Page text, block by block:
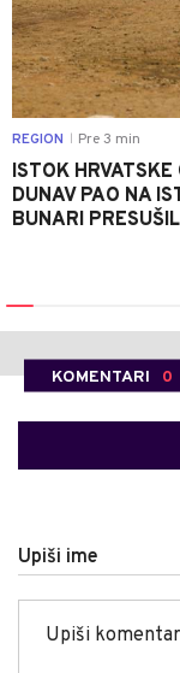
REGION Pre 3 min
ISTOK
DUNAV PAO NA
BUNARI
KOMENTARI 0
Upiši ime